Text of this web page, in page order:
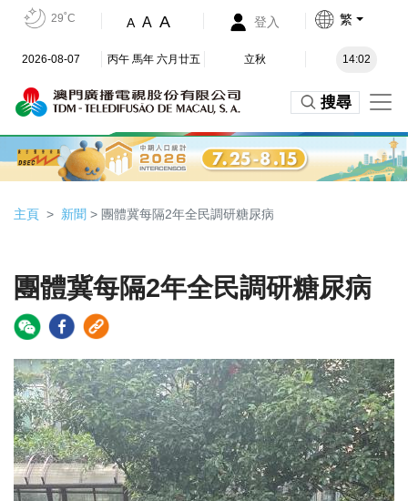
29˚C A A A 登入 繁
2026-08-07 丙午 馬年 六月廿五 立秋 14:02
搜尋
主頁 新聞 > 團體冀每隔2年全民調研糖尿病
團體冀每隔2年全民調研糖尿病